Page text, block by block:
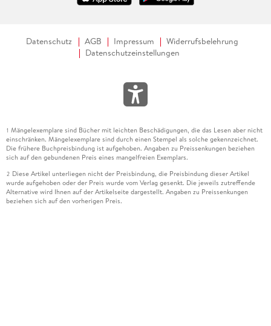
Datenschutz AGB Impressum
Widerrufsbelehrung
Datenschutzeinstellungen
1 Mängelexemplare sind Bücher mit leichten Beschädigungen, die das Lesen aber nicht
einschränken. Mängelexemplare sind durch einen Stempel als solche gekennzeichnet.
Die frühere Buchpreisbindung ist aufgehoben. Angaben zu Preissenkungen beziehen
sich auf den gebundenen Preis eines mangelfreien Exemplars.
2 Diese Artikel unterliegen nicht der Preisbindung, die Preisbindung dieser Artikel
wurde aufgehoben oder der Preis wurde vom Verlag gesenkt. Die jeweils zutreffende
Alternative wird Ihnen auf der Artikelseite dargestellt. Angaben zu Preissenkungen
beziehen sich auf den vorherigen Preis.